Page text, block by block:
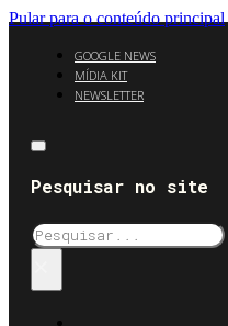
Pular para o conteúdo principal
GOOGLE NEWS
MÍDIA KIT
NEWSLETTER
Pesquisar no site
Pesquisar